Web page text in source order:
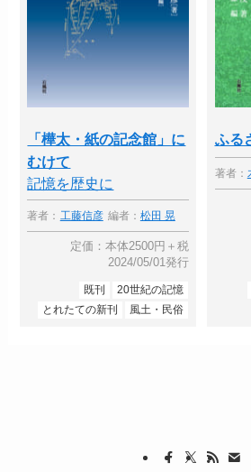
「樺太・紙の記念館」に
むけて
記憶を歴史に
著者： 工藤信彦 編者： 松田 晃
定価：本体2500円＋税
2024/05/01発行
既刊
20世紀の記憶
とれたての新刊
風土・民俗
ふる
著者：